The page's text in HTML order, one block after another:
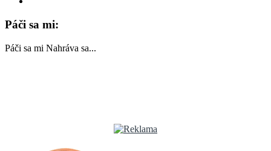
Páči sa mi:
Páči sa mi Nahráva sa...